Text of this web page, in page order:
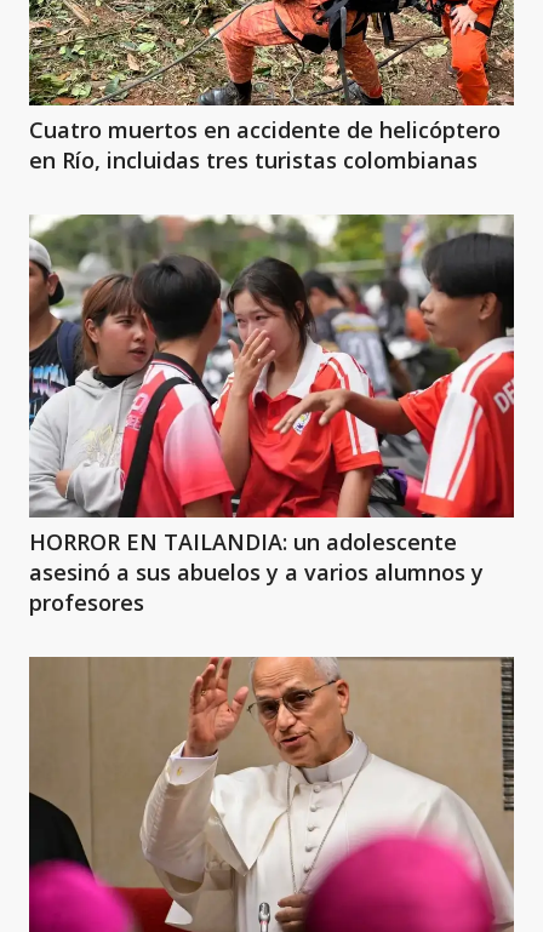
Cuatro muertos en accidente de helicóptero
en Río, incluidas tres turistas colombianas
HORROR EN TAILANDIA: un adolescente
asesinó a sus abuelos y a varios alumnos y
profesores